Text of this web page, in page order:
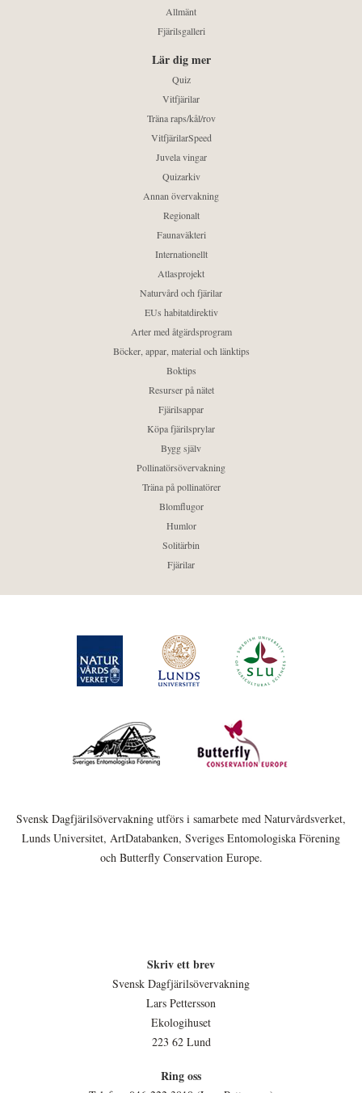
Allmänt
Fjärilsgalleri
Lär dig mer
Quiz
Vitfjärilar
Träna raps/kål/rov
VitfjärilarSpeed
Juvela vingar
Quizarkiv
Annan övervakning
Regionalt
Faunaväkteri
Internationellt
Atlasprojekt
Naturvård och fjärilar
EUs habitatdirektiv
Arter med åtgärdsprogram
Böcker, appar, material och länktips
Boktips
Resurser på nätet
Fjärilsappar
Köpa fjärilsprylar
Bygg själv
Pollinatörsövervakning
Träna på pollinatörer
Blomflugor
Humlor
Solitärbin
Fjärilar
Svensk Dagfjärilsövervakning utförs i samarbete med Naturvårdsverket,
Lunds Universitet, ArtDatabanken, Sveriges Entomologiska Förening
och Butterfly Conservation Europe.
Skriv ett brev
Svensk Dagfjärilsövervakning
Lars Pettersson
Ekologihuset
223 62 Lund
Ring oss